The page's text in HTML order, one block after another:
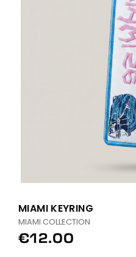
MIAMI KEYRING
MIAMI COLLECTION
€12.00